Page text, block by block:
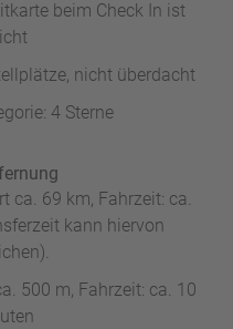
beim Check In ist
nicht überdacht
4 Sterne
ca. 69 km, Fahrzeit: ca.
kann hiervon
500 m, Fahrzeit: ca. 10